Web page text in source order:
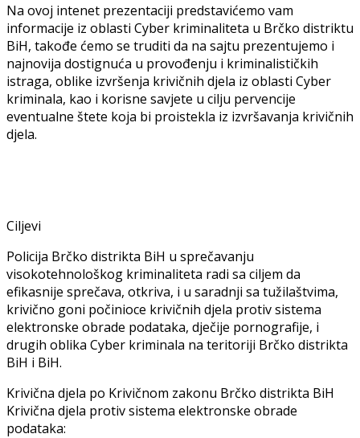
Na ovoj intenet prezentaciji predstavićemo vam
informacije iz oblasti Cyber kriminaliteta u Brčko distriktu
BiH, takođe ćemo se truditi da na sajtu prezentujemo i
najnovija dostignuća u provođenju i kriminalističkih
istraga, oblike izvršenja krivičnih djela iz oblasti Cyber
kriminala, kao i korisne savjete u cilju pervencije
eventualne štete koja bi proistekla iz izvršavanja krivičnih
djela.
Ciljevi
Policija Brčko distrikta BiH u sprečavanju
visokotehnološkog kriminaliteta radi sa ciljem da
efikasnije sprečava, otkriva, i u saradnji sa tužilaštvima,
krivično goni počinioce krivičnih djela protiv sistema
elektronske obrade podataka, dječije pornografije, i
drugih oblika Cyber kriminala na teritoriji Brčko distrikta
BiH i BiH.
Krivična djela po Krivičnom zakonu Brčko distrikta BiH
Krivična djela protiv sistema elektronske obrade
podataka: